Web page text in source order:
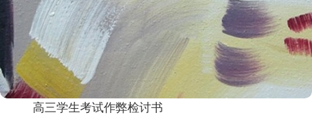
高三学生考试作弊检讨书